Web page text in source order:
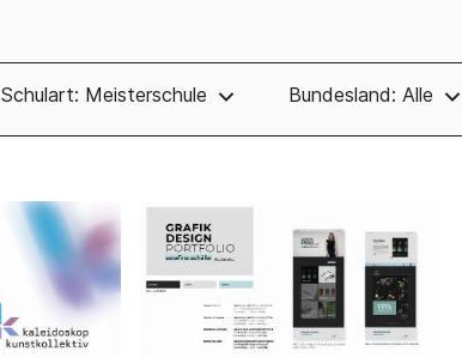
Schulart: Meisterschule Bundesland: Alle